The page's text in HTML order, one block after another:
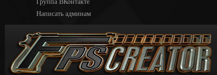
Написать админам